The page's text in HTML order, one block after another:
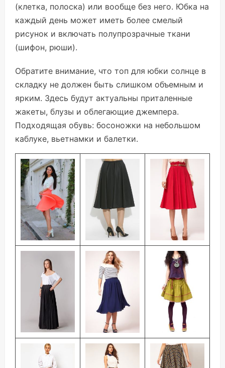
(клетка, полоска) или вообще без него. Юбка на
каждый день может иметь более смелый
рисунок и включать полупрозрачные ткани
(шифон, рюши).
Обратите внимание, что топ для юбки солнце в
складку не должен быть слишком объемным и
ярким. Здесь будут актуальны приталенные
жакеты, блузы и облегающие джемпера.
Подходящая обувь: босоножки на небольшом
каблуке, вьетнамки и балетки.